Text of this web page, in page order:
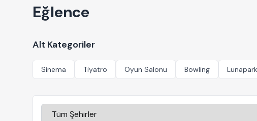
Eğlence
Alt Kategoriler
Sinema Tiyatro Oyun Salonu Bowling Lunapark